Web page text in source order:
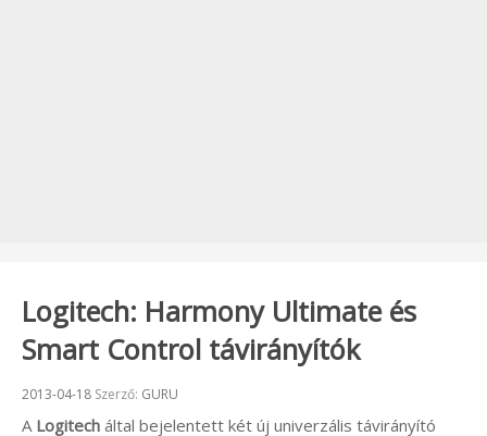
Logitech: Harmony Ultimate és
Smart Control távirányítók
Beküldve:
2013-04-18 Szerző: GURU
A Logitech által bejelentett két új univerzális távirányító